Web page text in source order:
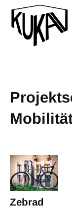
springen
Zebrad